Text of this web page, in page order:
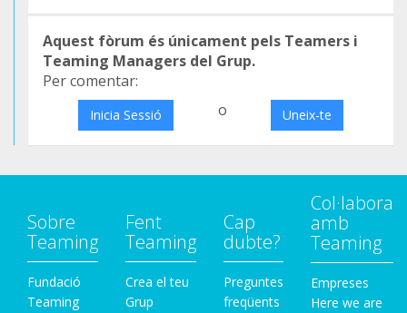
Aquest fòrum és únicament pels Teamers i
Teaming Managers del Grup.
Per comentar:
Inicia Sessió o Uneix-te
Sobre
Teaming
Fundació
Teaming
Fent
Teaming
Crea el teu
Grup
Cap
dubte?
Preguntes
freqüents
Col·labora
amb
Teaming
Empreses
Here we are